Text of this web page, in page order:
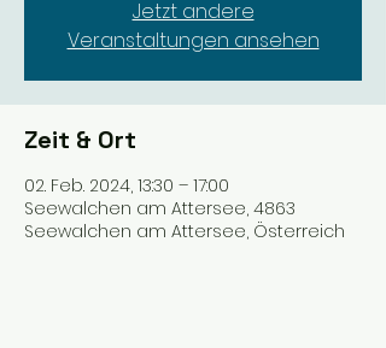
Jetzt andere
Veranstaltungen ansehen
Zeit & Ort
02. Feb. 2024, 13:30 – 17:00
Seewalchen am Attersee, 4863
Seewalchen am Attersee, Österreich